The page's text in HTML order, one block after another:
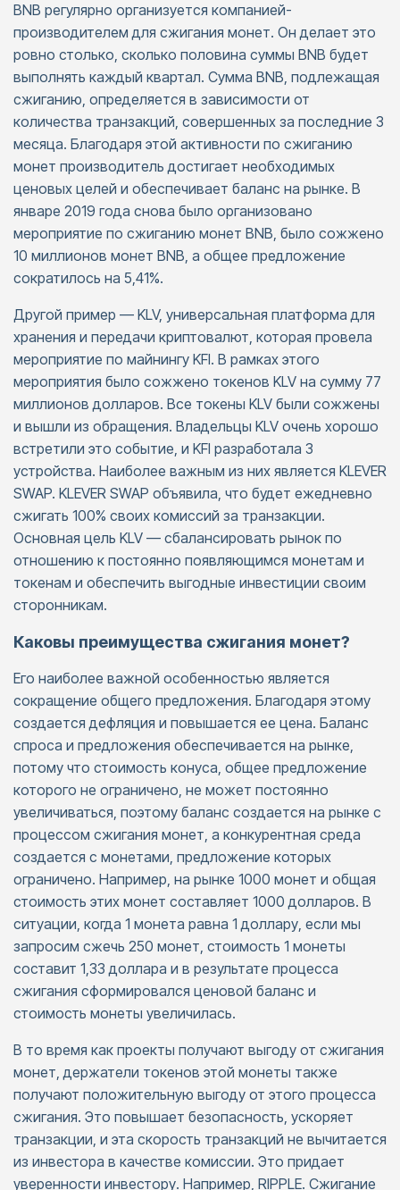
BNB регулярно организуется компанией-
производителем для сжигания монет. Он делает это
ровно столько, сколько половина суммы BNB будет
выполнять каждый квартал. Сумма BNB, подлежащая
сжиганию, определяется в зависимости от
количества транзакций, совершенных за последние 3
месяца. Благодаря этой активности по сжиганию
монет производитель достигает необходимых
ценовых целей и обеспечивает баланс на рынке. В
январе 2019 года снова было организовано
мероприятие по сжиганию монет BNB, было сожжено
10 миллионов монет BNB, а общее предложение
сократилось на 5,41%.
Другой пример — KLV, универсальная платформа для
хранения и передачи криптовалют, которая провела
мероприятие по майнингу KFI. В рамках этого
мероприятия было сожжено токенов KLV на сумму 77
миллионов долларов. Все токены KLV были сожжены
и вышли из обращения. Владельцы KLV очень хорошо
встретили это событие, и KFI разработала 3
устройства. Наиболее важным из них является KLEVER
SWAP. KLEVER SWAP объявила, что будет ежедневно
сжигать 100% своих комиссий за транзакции.
Основная цель KLV — сбалансировать рынок по
отношению к постоянно появляющимся монетам и
токенам и обеспечить выгодные инвестиции своим
сторонникам.
Каковы преимущества сжигания монет?
Его наиболее важной особенностью является
сокращение общего предложения. Благодаря этому
создается дефляция и повышается ее цена. Баланс
спроса и предложения обеспечивается на рынке,
потому что стоимость конуса, общее предложение
которого не ограничено, не может постоянно
увеличиваться, поэтому баланс создается на рынке с
процессом сжигания монет, а конкурентная среда
создается с монетами, предложение которых
ограничено. Например, на рынке 1000 монет и общая
стоимость этих монет составляет 1000 долларов. В
ситуации, когда 1 монета равна 1 доллару, если мы
запросим сжечь 250 монет, стоимость 1 монеты
составит 1,33 доллара и в результате процесса
сжигания сформировался ценовой баланс и
стоимость монеты увеличилась.
В то время как проекты получают выгоду от сжигания
монет, держатели токенов этой монеты также
получают положительную выгоду от этого процесса
сжигания. Это повышает безопасность, ускоряет
транзакции, и эта скорость транзакций не вычитается
из инвестора в качестве комиссии. Это придает
уверенности инвестору. Например, RIPPLE. Сжигание